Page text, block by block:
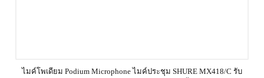
ไมค์โพเดียม Podium Microphone ไมค์ประชุม SHURE MX418/C รับ